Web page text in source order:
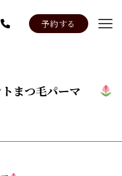
予約する
まつ毛パーマ